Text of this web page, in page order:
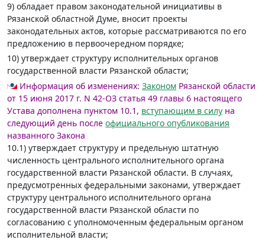
9) обладает правом законодательной инициативы в
Рязанской областной Думе, вносит проекты
законодательных актов, которые рассматриваются по его
предложению в первоочередном порядке;
10) утверждает структуру исполнительных органов
государственной власти Рязанской области;
Информация об изменениях: Законом Рязанской области
от 15 июня 2017 г. N 42-ОЗ статья 49 главы 6 настоящего
Устава дополнена пунктом 10.1, вступающим в силу на
следующий день после официального опубликования
названного Закона
10.1) утверждает структуру и предельную штатную
численность центрального исполнительного органа
государственной власти Рязанской области. В случаях,
предусмотренных федеральными законами, утверждает
структуру центрального исполнительного органа
государственной власти Рязанской области по
согласованию с уполномоченным федеральным органом
исполнительной власти;